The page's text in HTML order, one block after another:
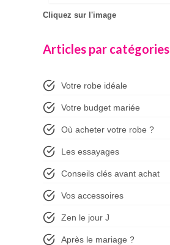
Cliquez sur l'image
Articles par catégories
Votre robe idéale
Votre budget mariée
Où acheter votre robe ?
Les essayages
Conseils clés avant achat
Vos accessoires
Zen le jour J
Après le mariage ?